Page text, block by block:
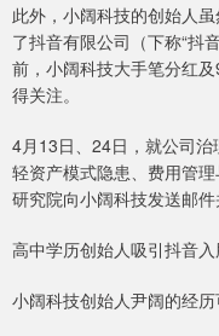
此外，小阔科技的创始人
了抖音有限公司（下称“抖
前，小阔科技大手笔分红
得关注。
4月13日、24日，就公司
轻资产模式隐患、费用管
研究院向小阔科技发送邮
高中学历创始人吸引抖音
小阔科技创始人尹阔的经历